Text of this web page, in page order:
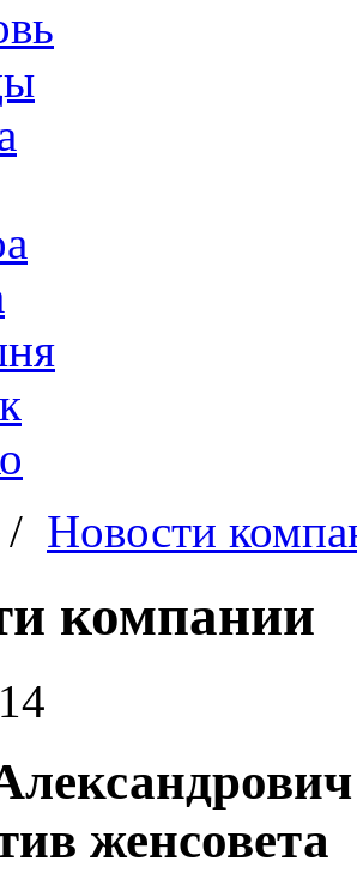
/ Новости
компании
женсовета